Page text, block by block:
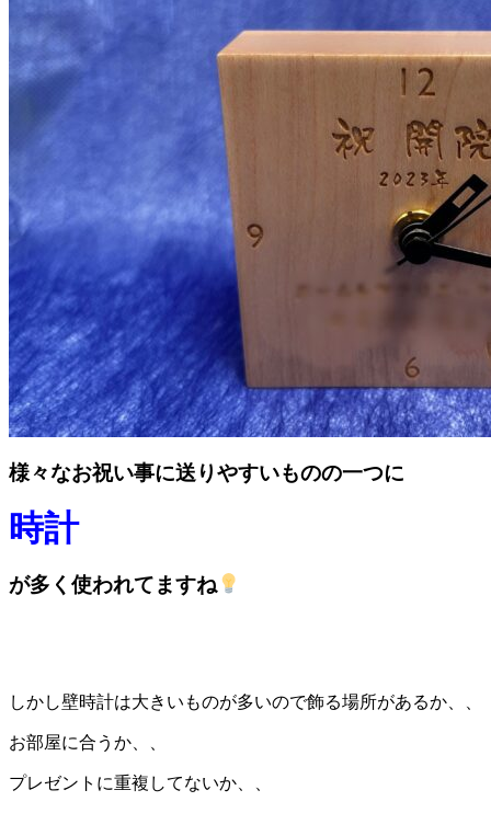
様々なお祝い事に送りやすいものの一つに
時計
が多く使われてますね
しかし壁時計は大きいものが多いので飾る場所があるか、、
お部屋に合うか、、
プレゼントに重複してないか、、